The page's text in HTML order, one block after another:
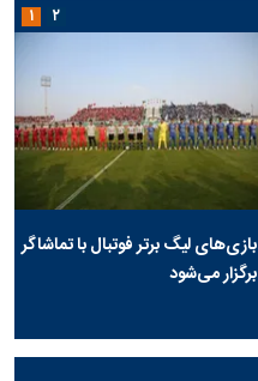
بازی‌های لیگ برتر فوتبال با تماشاگر
برگزار می‌شود
۱ ۲